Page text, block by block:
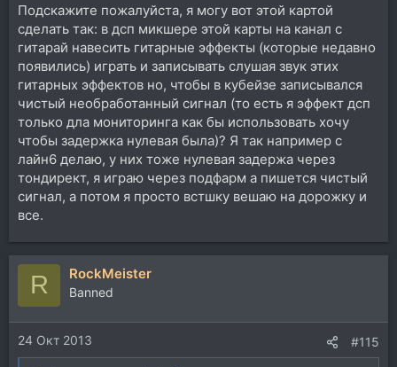
Подскажите пожалуйста, я могу вот этой картой
сделать так: в дсп микшере этой карты на канал с
гитарай навесить гитарные эффекты (которые недавно
появились) играть и записывать слушая звук этих
гитарных эффектов но, чтобы в кубейзе записывался
чистый необработанный сигнал (то есть я эффект дсп
только дла мониторинга как бы использовать хочу
чтобы задержка нулевая была)? Я так например с
лайн6 делаю, у них тоже нулевая задержа через
тондирект, я играю через подфарм а пишется чистый
сигнал, а потом я просто встшку вешаю на дорожку и
все.
R RockMeister
Banned
24 Окт 2013 #115